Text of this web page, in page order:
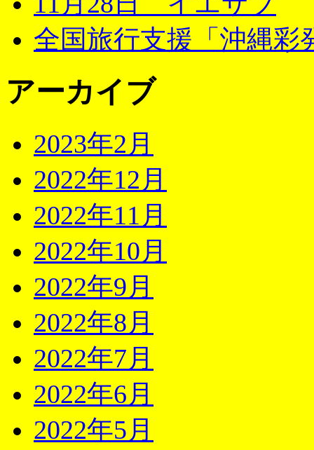
全国旅行支援「沖縄彩
アーカイブ
2023年2月
2022年12月
2022年11月
2022年10月
2022年9月
2022年8月
2022年7月
2022年6月
2022年5月